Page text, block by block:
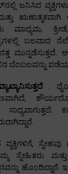
ಜನಿಸಿದ
ಋಣಾತ್ಮಕವಾಗಿ
ಮಾಧ್ಯಮ,
ಬಲವಾದ
ಮುನ್ನಡೆಸುತ್ತದೆ.
ಬೆಂಬಲವನ್ನು
:
ವ್ಯಕ್ತಿಗಳಿಗೆ,
ಸ್ನೇಹಿತರು